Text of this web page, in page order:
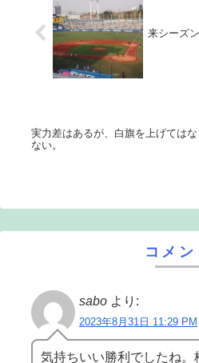
来シーズ
実力差はあるが、白旗を上げてはな
ない。
コメン
sabo より:
2023年8月31日 11:29 PM
気持ちいい勝利でしたね。